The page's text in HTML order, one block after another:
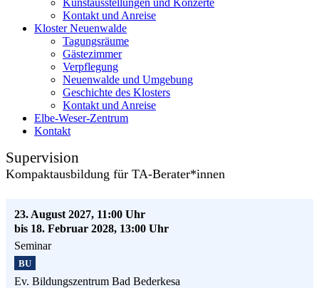
Kunstausstellungen und Konzerte
Kontakt und Anreise
Kloster Neuenwalde
Tagungsräume
Gästezimmer
Verpflegung
Neuenwalde und Umgebung
Geschichte des Klosters
Kontakt und Anreise
Elbe-Weser-Zentrum
Kontakt
Supervision
Kompaktausbildung für TA-Berater*innen
23. August 2027, 11:00 Uhr
bis 18. Februar 2028, 13:00 Uhr
Seminar
BU
Ev. Bildungszentrum Bad Bederkesa